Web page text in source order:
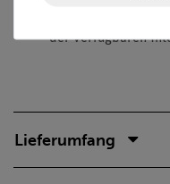
der verfügbaren
Lieferumfang